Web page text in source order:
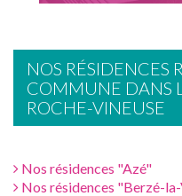
NOS RÉSIDENCES
COMMUNE DANS
ROCHE-VINEUSE
Nos résidences "Azé"
Nos résidences "Berzé-